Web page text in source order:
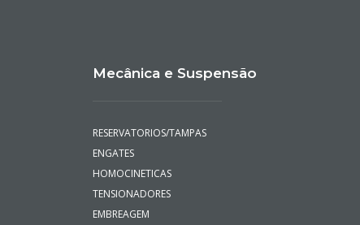
Mecânica e Suspensão
RESERVATORIOS/TAMPAS
ENGATES
HOMOCINETICAS
TENSIONADORES
EMBREAGEM